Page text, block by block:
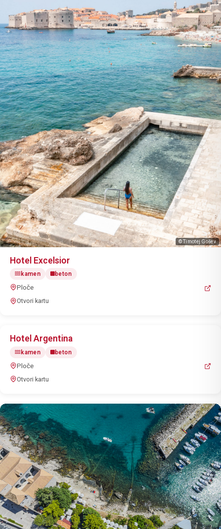
© Timotej Gošev
Hotel Excelsior
kamen beton
Ploče
Otvori kartu
Hotel Argentina
kamen beton
Ploče
Otvori kartu